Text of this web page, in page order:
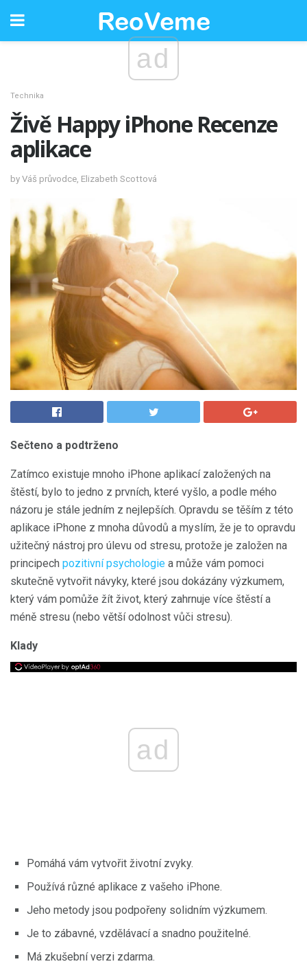
ad
Technika
Živě Happy iPhone Recenze
aplikace
by Váš průvodce, Elizabeth Scottová
Sečteno a podtrženo
Zatímco existuje mnoho iPhone aplikací založených na
štěstí, bylo to jedno z prvních, které vyšlo, a podle mého
názoru je stále jedním z nejlepších. Opravdu se těším z této
aplikace iPhone z mnoha důvodů a myslím, že je to opravdu
užitečný nástroj pro úlevu od stresu, protože je založen na
principech pozitivní psychologie a může vám pomoci
skutečně vytvořit návyky, které jsou dokázány výzkumem,
který vám pomůže žít život, který zahrnuje více štěstí a
méně stresu (nebo větší odolnost vůči stresu).
Klady
ad
Pomáhá vám vytvořit životní zvyky.
Používá různé aplikace z vašeho iPhone.
Jeho metody jsou podpořeny solidním výzkumem.
Je to zábavné, vzdělávací a snadno použitelné.
Má zkušební verzi zdarma.